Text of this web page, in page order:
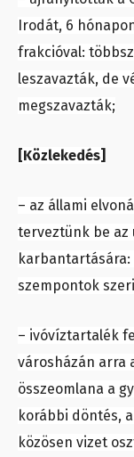
Irodát, 6
frakcióval:
leszavazták, de
megszavazták;
[Közlekedés]
– az állami
terveztünk be az
karbantartására:
szempontok
– ivóvíztartalék
városházán arra
összeomlana a
korábbi döntés,
közösen vizet